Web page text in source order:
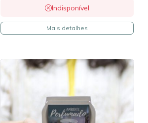
Indisponível
Mais detalhes